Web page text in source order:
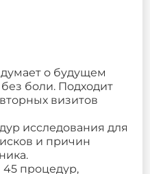
о будущем
боли. Подходит
визитов
исследования для
и причин
45 процедур,